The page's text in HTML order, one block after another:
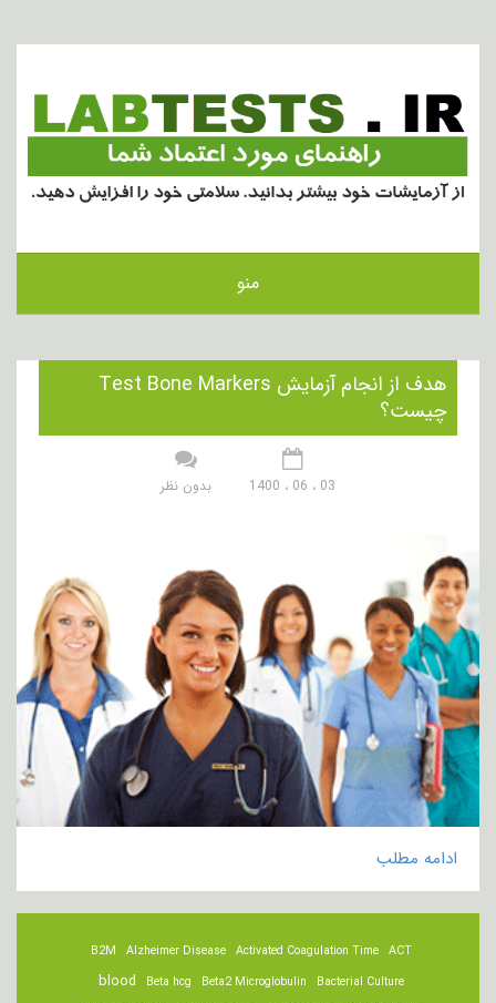
منو
هدف از انجام آزمایش Test Bone Markers
چیست؟
03 ، 06 ، 1400 بدون نظر
ادامه مطلب
ACT
Activated Coagulation Time
Alzheimer Disease
B2M
Bacterial Culture
Beta2 Microglobulin
Beta hcg
blood